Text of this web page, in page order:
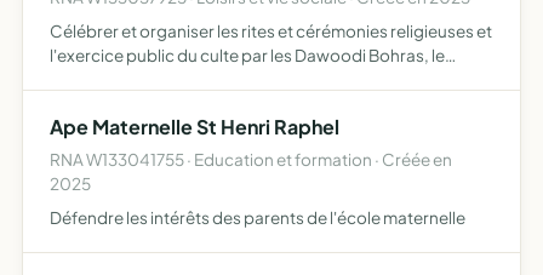
Célébrer et organiser les rites et cérémonies religieuses et
l'exercice public du culte par les Dawoodi Bohras, le
Ape Maternelle St Henri Raphel
RNA W133041755 · Education et formation · Créée en
2025
Défendre les intérêts des parents de l'école maternelle